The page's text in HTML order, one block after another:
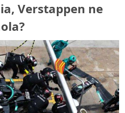
Verstappen ne